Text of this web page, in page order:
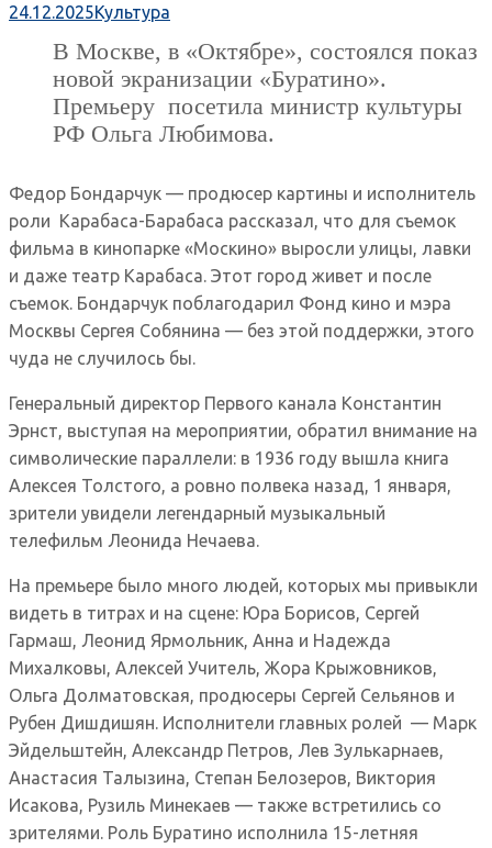
24.12.2025Культура
В Москве, в «Октябре», состоялся показ
новой экранизации «Буратино».
Премьеру посетила министр культуры
РФ Ольга Любимова.
Федор Бондарчук — продюсер картины и исполнитель
роли Карабаса-Барабаса рассказал, что для съемок
фильма в кинопарке «Москино» выросли улицы, лавки
и даже театр Карабаса. Этот город живет и после
съемок. Бондарчук поблагодарил Фонд кино и мэра
Москвы Сергея Собянина — без этой поддержки, этого
чуда не случилось бы.
Генеральный директор Первого канала Константин
Эрнст, выступая на мероприятии, обратил внимание на
символические параллели: в 1936 году вышла книга
Алексея Толстого, а ровно полвека назад, 1 января,
зрители увидели легендарный музыкальный
телефильм Леонида Нечаева.
На премьере было много людей, которых мы привыкли
видеть в титрах и на сцене: Юра Борисов, Сергей
Гармаш, Леонид Ярмольник, Анна и Надежда
Михалковы, Алексей Учитель, Жора Крыжовников,
Ольга Долматовская, продюсеры Сергей Сельянов и
Рубен Дишдишян. Исполнители главных ролей — Марк
Эйдельштейн, Александр Петров, Лев Зулькарнаев,
Анастасия Талызина, Степан Белозеров, Виктория
Исакова, Рузиль Минекаев — также встретились со
зрителями. Роль Буратино исполнила 15-летняя